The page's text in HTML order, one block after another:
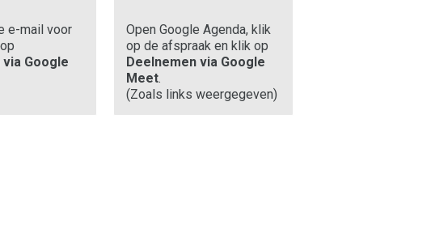
e-mail voor
via Google
Open Google Agenda, klik
op de afspraak en klik op
Deelnemen via Google
Meet.
(Zoals links weergegeven)